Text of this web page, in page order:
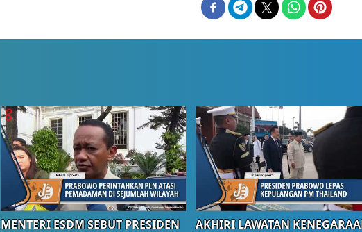
MENTERI ESDM SEBUT PRESIDEN
AKHIRI LAWATAN